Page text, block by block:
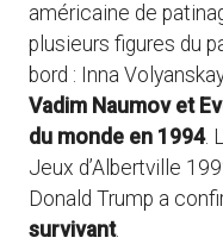
américaine de
plusieurs figures du
bord : Inna
Vadim Naumov et
du monde en 1994.
Jeux d’Albertville
Donald Trump a
survivant.